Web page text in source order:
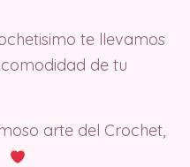
te llevamos
de tu
arte del Crochet,